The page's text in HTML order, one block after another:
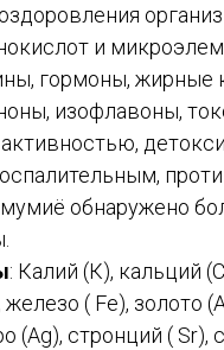
и
гормоны,
изофлавоны,
активностью,
обнаружено
: Калий (К), кальций
железо ( Fe), золото
(Ag), стронций (